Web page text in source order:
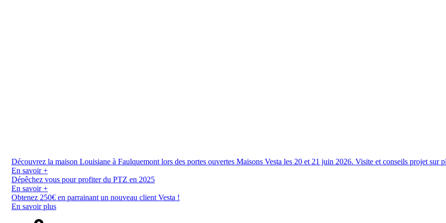
Découvrez la maison Louisiane à Faulquemont lors des portes ouvertes Maisons Vesta les 20 et 21 juin 2026. Visite et conseils projet sur
En savoir +
Dépêchez vous pour profiter du PTZ en 2025
En savoir +
Obtenez 250€ en parrainant un nouveau client Vesta !
En savoir plus